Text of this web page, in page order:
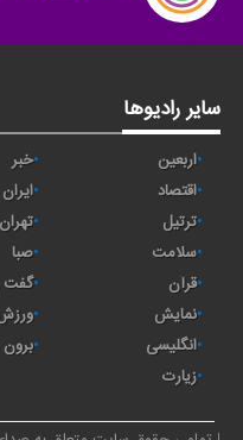
سایر رادیوها
اربعین خبر
اقتصاد
ايران
ترتیل
تهران
سلامت
صبا
قرآن
گفت
نمایش
انگلیسی
زیارت